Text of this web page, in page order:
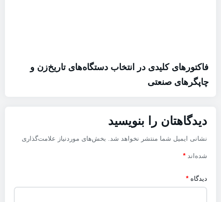
فاکتورهای کلیدی در انتخاب دستگاه‌های تاریخ‌زن و
چاپگرهای صنعتی
دیدگاهتان را بنویسید
نشانی ایمیل شما منتشر نخواهد شد. بخش‌های موردنیاز علامت‌گذاری
شده‌اند *
دیدگاه *